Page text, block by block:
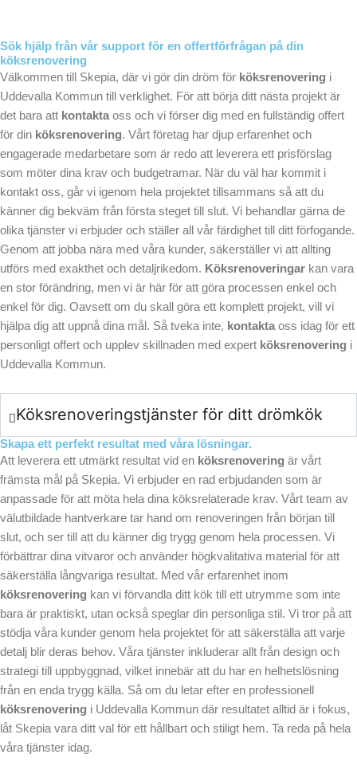
Sök hjälp från vår support för en offertförfrågan på din
köksrenovering
Välkommen till Skepia, där vi gör din dröm för köksrenovering i
Uddevalla Kommun till verklighet. För att börja ditt nästa projekt är
det bara att kontaktaoss och vi förser dig med en fullständig offert
för din köksrenovering. Vårt företag har djup erfarenhet och
engagerade medarbetare som är redo att leverera ett prisförslag
som möter dina krav och budgetramar. När du väl har kommit i
kontakt oss, går vi igenom hela projektet tillsammans så att du
känner dig bekväm från första steget till slut. Vi behandlar gärna de
olika tjänster vi erbjuder och ställer all vår färdighet till ditt förfogande.
Genom att jobba nära med våra kunder, säkerställer vi att allting
utförs med exakthet och detaljrikedom. Köksrenoveringar kan vara
en stor förändring, men vi är här för att göra processen enkel och
enkel för dig. Oavsett om du skall göra ett komplett projekt, vill vi
hjälpa dig att uppnå dina mål. Så tveka inte, kontaktaoss idag för ett
personligt offert och upplev skillnaden med expert köksrenovering i
Uddevalla Kommun.
Köksrenoveringstjänster för ditt drömkök
Skapa ett perfekt resultat med våra lösningar.
Att leverera ett utmärkt resultat vid en köksrenovering är vårt
främsta mål på Skepia. Vi erbjuder en rad erbjudanden som är
anpassade för att möta hela dina köksrelaterade krav. Vårt team av
välutbildade hantverkare tar hand om renoveringen från början till
slut, och ser till att du känner dig trygg genom hela processen. Vi
förbättrar dina vitvaror och använder högkvalitativa material för att
säkerställa långvariga resultat. Med vår erfarenhet inom
köksrenovering kan vi förvandla ditt kök till ett utrymme som inte
bara är praktiskt, utan också speglar din personliga stil. Vi tror på att
stödja våra kunder genom hela projektet för att säkerställa att varje
detalj blir deras behov. Våra tjänster inkluderar allt från design och
strategi till uppbyggnad, vilket innebär att du har en helhetslösning
från en enda trygg källa. Så om du letar efter en professionell
köksrenovering i Uddevalla Kommun där resultatet alltid är i fokus,
låt Skepia vara ditt val för ett hållbart och stiligt hem. Ta reda på hela
våra tjänster idag.